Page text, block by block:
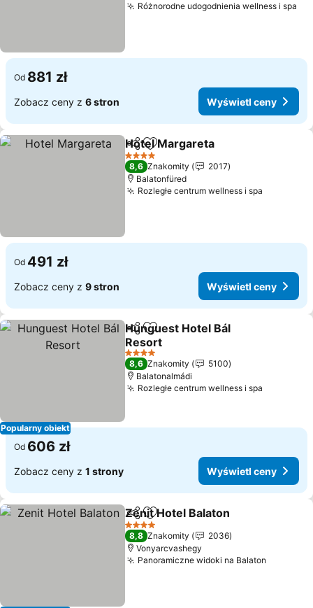
Różnorodne udogodnienia wellness i spa
Od 881 zł
Zobacz ceny z 6 stron Wyświetl ceny
Udostępnij
Dodaj do ulubionych
Hotel Margareta
4 Kategoria
8,6 Znakomity
2017
Balatonfüred
Rozległe centrum wellness i spa
Od 491 zł
Zobacz ceny z 9 stron Wyświetl ceny
Popularny obiekt
Udostępnij
Dodaj do ulubionych
Hunguest Hotel Bál
Resort
Wyświetl ceny
4 Kategoria
8,6 Znakomity
5100
Balatonalmádi
Rozległe centrum wellness i spa
Od 606 zł
Zobacz ceny z 1 strony Wyświetl ceny
Udostępnij
Dodaj do ulubionych
Zenit Hotel Balaton
4 Kategoria
8,8 Znakomity
2036
Vonyarcvashegy
Panoramiczne widoki na Balaton